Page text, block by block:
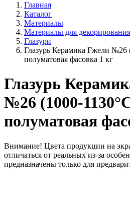
Главная
Каталог
Материалы
Материалы для декорирования
Глазури
Глазурь Керамика Гжели №26
полуматовая фасовка 1 кг
Глазурь
№26 (1000-
полуматовая
Внимание! Цвета продукции на
отличаться от реальных из-за
предназначены только для